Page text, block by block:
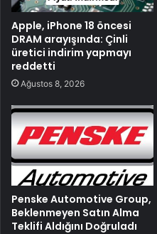
Apple, iPhone 18 öncesi
DRAM arayışında: Çinli
üretici indirim yapmayı
reddetti
Ağustos 8, 2026
Penske Automotive Group,
Beklenmeyen Satın Alma
Teklifi Aldığını Doğruladı